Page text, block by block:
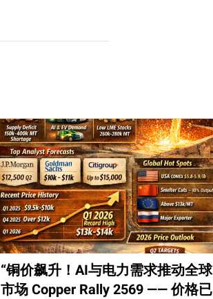
“铜价飙升！AI与电力需求推动全球
市场 Copper Rally 2569 —— 价格已